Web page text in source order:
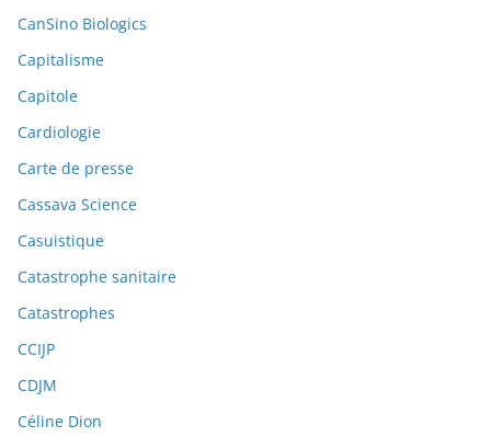
CanSino Biologics
Capitalisme
Capitole
Cardiologie
Carte de presse
Cassava Science
Casuistique
Catastrophe sanitaire
Catastrophes
CCIJP
CDJM
Céline Dion